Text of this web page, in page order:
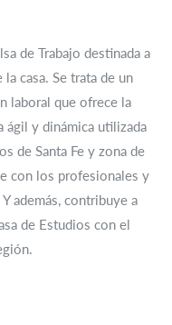
de Trabajo destinada a
la casa. Se trata de un
laboral que ofrece la
ágil y dinámica utilizada
de Santa Fe y zona de
con los profesionales y
además, contribuye a
de Estudios con el